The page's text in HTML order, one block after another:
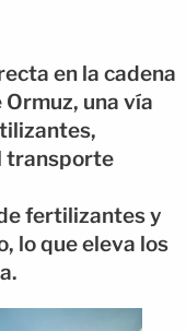
en la cadena
una vía
transporte
fertilizantes y
lo que eleva los